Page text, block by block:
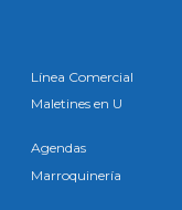
Línea Comercial
Maletines en U
Agendas
Marroquinería